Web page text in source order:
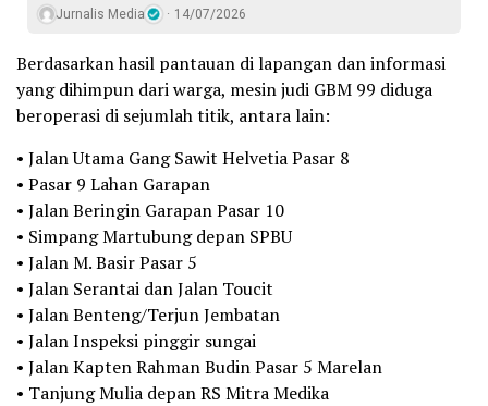
Jurnalis Media 14/07/2026
Berdasarkan hasil pantauan di lapangan dan informasi
yang dihimpun dari warga, mesin judi GBM 99 diduga
beroperasi di sejumlah titik, antara lain:
• Jalan Utama Gang Sawit Helvetia Pasar 8
• Pasar 9 Lahan Garapan
• Jalan Beringin Garapan Pasar 10
• Simpang Martubung depan SPBU
• Jalan M. Basir Pasar 5
• Jalan Serantai dan Jalan Toucit
• Jalan Benteng/Terjun Jembatan
• Jalan Inspeksi pinggir sungai
• Jalan Kapten Rahman Budin Pasar 5 Marelan
• Tanjung Mulia depan RS Mitra Medika